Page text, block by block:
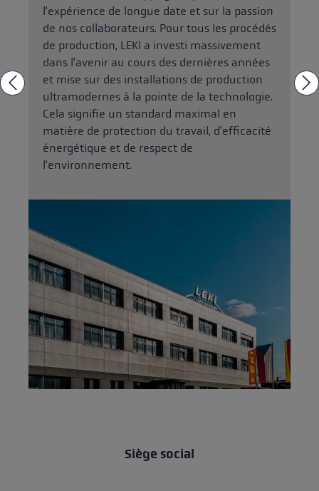
l'expérience de longue date et sur la passion
de nos collaborateurs. Pour tous les procédés
de production, LEKI a investi massivement
dans l'avenir au cours des dernières années
et mise sur des installations de production
ultramodernes à la pointe de la technologie.
Cela signifie un standard maximal en
matière de protection du travail, d'efficacité
énergétique et de respect de
l'environnement.
Siège social